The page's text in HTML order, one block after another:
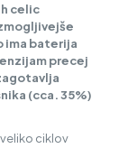
celic
ima baterija
precej
(cca. 35%)
ciklov